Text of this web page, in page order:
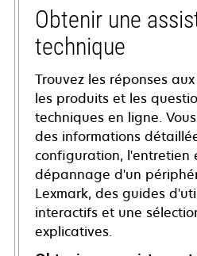
Obtenir une
technique
Trouvez les réponses
les produits et les
techniques en ligne.
des informations
configuration, l'entretien
dépannage d'un
Lexmark, des guides
interactifs et une
explicatives.